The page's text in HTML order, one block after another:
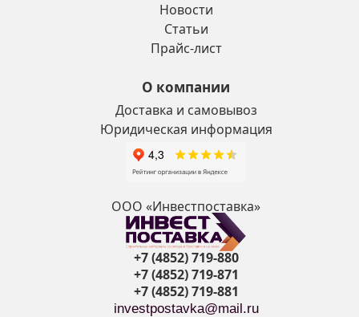
Новости
Статьи
Прайс-лист
О компании
Доставка и самовывоз
Юридическая информация
ООО «Инвестпоставка»
+7 (4852) 719-880
+7 (4852) 719-871
+7 (4852) 719-881
investpostavka@mail.ru